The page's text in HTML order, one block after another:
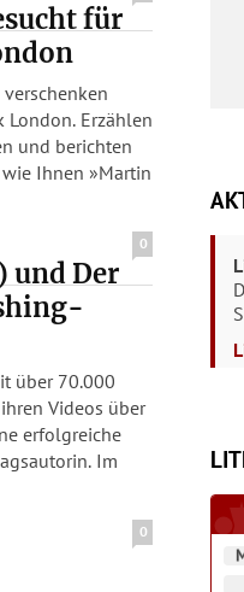
für
London. Erzählen
und berichten
Ihnen »Martin
0
und Der
über 70.000
Videos über
erfolgreiche
Im
0